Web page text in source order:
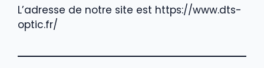
L’adresse de notre site est https://www.dts-
optic.fr/